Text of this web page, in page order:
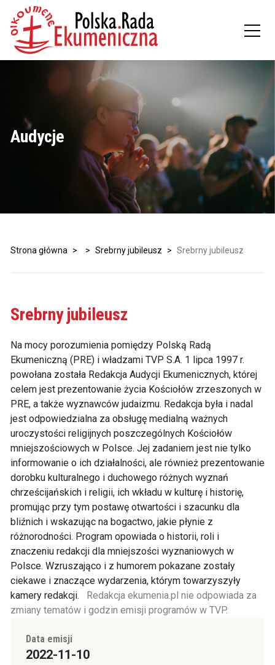
Audycje
Strona główna > > Srebrny jubileusz > Srebrny jubileusz
Srebrny jubileusz
Na mocy porozumienia pomiędzy Polską Radą
Ekumeniczną (PRE) i władzami TVP S.A. 1 lipca 1997 r.
powołana została Redakcja Audycji Ekumenicznych, której
celem jest prezentowanie życia Kościołów zrzeszonych w
PRE, a także wyznawców judaizmu. Redakcja była i nadal
jest odpowiedzialna za obsługę medialną ważnych
uroczystości religijnych poszczególnych Kościołów
mniejszościowych w Polsce. Jej zadaniem jest nie tylko
informowanie o ich działalności, ale również prezentowanie
dorobku kulturalnego i duchowego różnych wyznań
chrześcijańskich i religii, ich wkładu w kulturę i historię,
promując przy tym postawę otwartości i szacunku dla
bliźnich i wskazując na bogactwo, jakie płynie z
różnorodności. Program opowiada o historii, roli i
znaczeniu redakcji dla mniejszości wyznaniowych w
Polsce. Wzruszająco i z humorem pokazane zostały
ciekawe i znaczące wydarzenia, którym towarzyszyły
kamery redakcji. Redakcja ekumenia.pl nie odpowiada za
zmiany tematów i godzin emisji programów w TVP.
Data emisji
2022-11-10